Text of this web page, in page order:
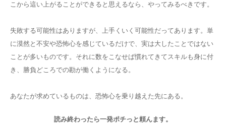
こから這い上がることができると思えるなら、やってみるべきです。
失敗する可能性はありますが、上手くいく可能性だってあります。単
に漠然と不安や恐怖心を感じているだけで、実は大したことではない
ことが多いものです。それに数をこなせば慣れてきてスキルも身に付
き、勝負どころでの勘が働くようになる。
あなたが求めているものは、恐怖心を乗り越えた先にある。
読み終わったら一発ポチっと頼んます。